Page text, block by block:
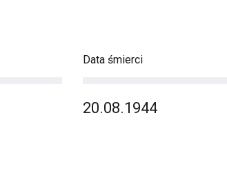
Data śmierci
20.08.1944